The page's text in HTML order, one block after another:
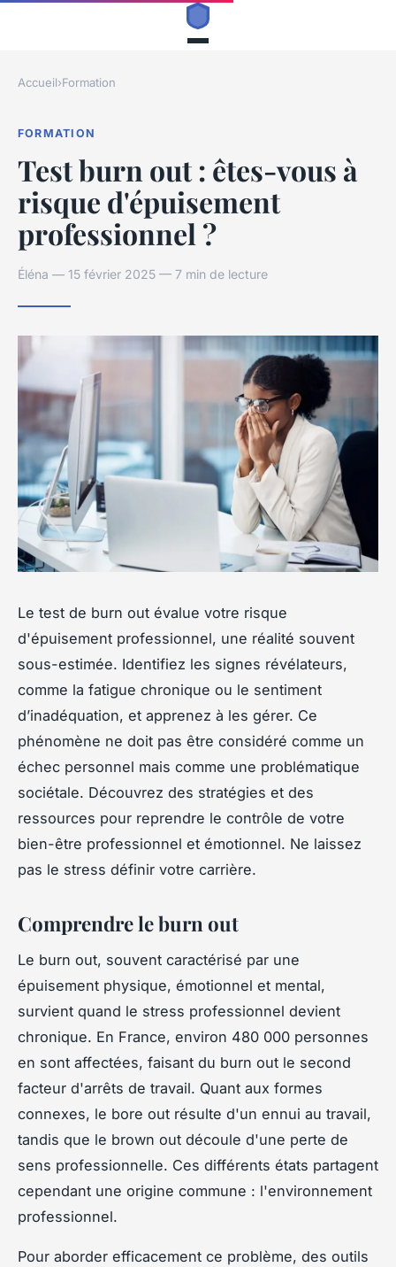
Accueil›Formation
FORMATION
Test burn out : êtes-vous à
risque d'épuisement
professionnel ?
Éléna — 15 février 2025 — 7 min de lecture
Le test de burn out évalue votre risque
d'épuisement professionnel, une réalité souvent
sous-estimée. Identifiez les signes révélateurs,
comme la fatigue chronique ou le sentiment
d’inadéquation, et apprenez à les gérer. Ce
phénomène ne doit pas être considéré comme un
échec personnel mais comme une problématique
sociétale. Découvrez des stratégies et des
ressources pour reprendre le contrôle de votre
bien-être professionnel et émotionnel. Ne laissez
pas le stress définir votre carrière.
Comprendre le burn out
Le burn out, souvent caractérisé par une
épuisement physique, émotionnel et mental,
survient quand le stress professionnel devient
chronique. En France, environ 480 000 personnes
en sont affectées, faisant du burn out le second
facteur d'arrêts de travail. Quant aux formes
connexes, le bore out résulte d'un ennui au travail,
tandis que le brown out découle d'une perte de
sens professionnelle. Ces différents états partagent
cependant une origine commune : l'environnement
professionnel.
Pour aborder efficacement ce problème, des outils